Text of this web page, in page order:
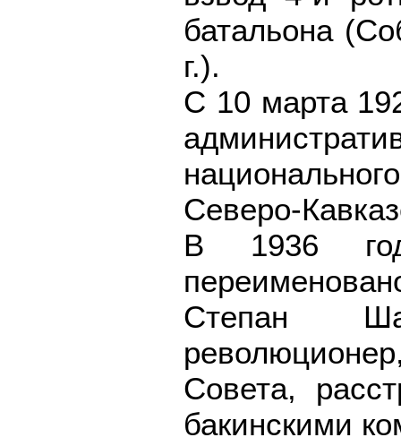
батальона
г.).
С 10 марта
Северо-
В 1936
Степан
Совета,
бакинскими